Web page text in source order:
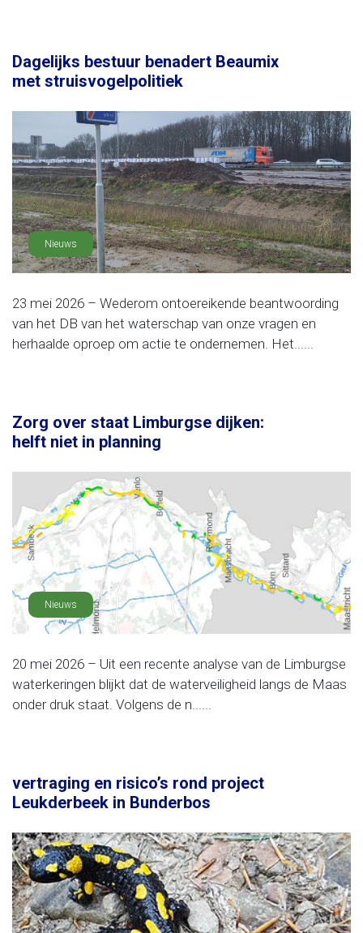
Dagelijks bestuur benadert Beaumix
met struisvogelpolitiek
Nieuws
23 mei 2026 – Wederom ontoereikende beantwoording
van het DB van het waterschap van onze vragen en
herhaalde oproep om actie te ondernemen. Het......
Zorg over staat Limburgse dijken:
helft niet in planning
Nieuws
20 mei 2026 – Uit een recente analyse van de Limburgse
waterkeringen blijkt dat de waterveiligheid langs de Maas
onder druk staat. Volgens de n......
vertraging en risico’s rond project
Leukderbeek in Bunderbos